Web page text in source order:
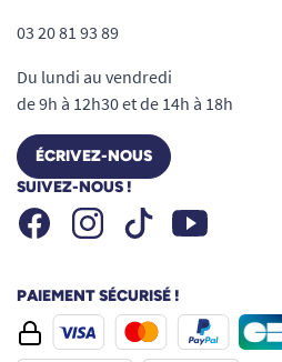
03 20 81 93 89
Du lundi au vendredi
de 9h à 12h30 et de 14h à 18h
ÉCRIVEZ-NOUS
SUIVEZ-NOUS !
FacebookInstagramTiktok Youtube
PAIEMENT SÉCURISÉ !